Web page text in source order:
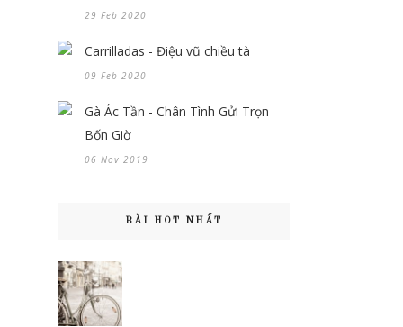
29 Feb 2020
Carrilladas - Điệu vũ chiều tà
09 Feb 2020
Gà Ác Tần - Chân Tình Gửi Trọn
Bốn Giờ
06 Nov 2019
BÀI HOT NHẤT